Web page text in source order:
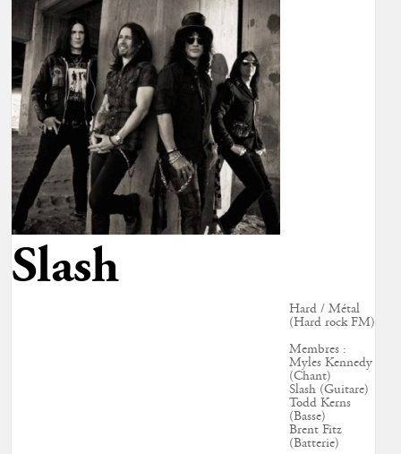
Slash
Hard / Métal
(Hard rock FM)
Membres :
Myles Kennedy
(Chant)
Slash (Guitare)
Todd Kerns
(Basse)
Brent Fitz
(Batterie)